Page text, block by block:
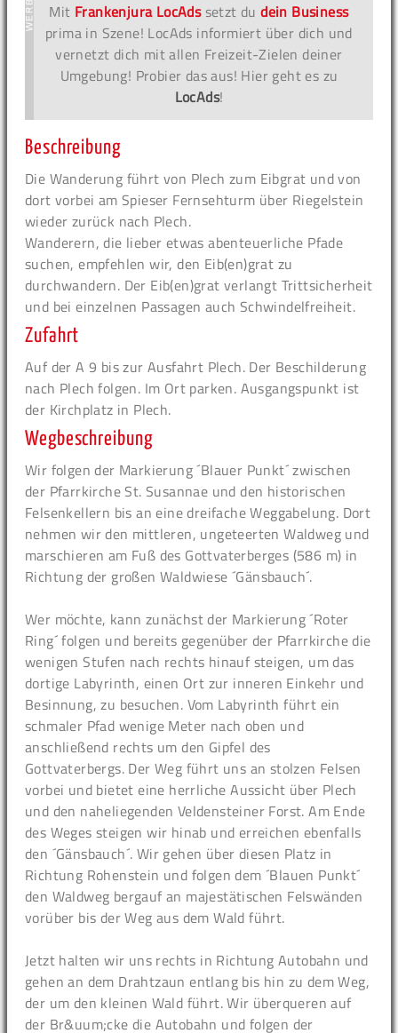
Mit Frankenjura LocAdssetzt dudein Business
prima in Szene! LocAds informiert über dich und
vernetzt dich mit allen Freizeit-Zielen deiner
Umgebung! Probier das aus! Hier geht es zu
LocAds!
Beschreibung
Die Wanderung führt von Plech zum Eibgrat und von
dort vorbei am Spieser Fernsehturm über Riegelstein
wieder zurück nach Plech.
Wanderern, die lieber etwas abenteuerliche Pfade
suchen, empfehlen wir, den Eib(en)grat zu
durchwandern. Der Eib(en)grat verlangt Trittsicherheit
und bei einzelnen Passagen auch Schwindelfreiheit.
Zufahrt
Auf der A 9 bis zur Ausfahrt Plech. Der Beschilderung
nach Plech folgen. Im Ort parken. Ausgangspunkt ist
der Kirchplatz in Plech.
Wegbeschreibung
Wir folgen der Markierung ´Blauer Punkt´ zwischen
der Pfarrkirche St. Susannae und den historischen
Felsenkellern bis an eine dreifache Weggabelung. Dort
nehmen wir den mittleren, ungeteerten Waldweg und
marschieren am Fuß des Gottvaterberges (586 m) in
Richtung der großen Waldwiese ´Gänsbauch´.
Wer möchte, kann zunächst der Markierung ´Roter
Ring´ folgen und bereits gegenüber der Pfarrkirche die
wenigen Stufen nach rechts hinauf steigen, um das
dortige Labyrinth, einen Ort zur inneren Einkehr und
Besinnung, zu besuchen. Vom Labyrinth führt ein
schmaler Pfad wenige Meter nach oben und
anschließend rechts um den Gipfel des
Gottvaterbergs. Der Weg führt uns an stolzen Felsen
vorbei und bietet eine herrliche Aussicht über Plech
und den naheliegenden Veldensteiner Forst. Am Ende
des Weges steigen wir hinab und erreichen ebenfalls
den ´Gänsbauch´. Wir gehen über diesen Platz in
Richtung Rohenstein und folgen dem ´Blauen Punkt´
den Waldweg bergauf an majestätischen Felswänden
vorüber bis der Weg aus dem Wald führt.
Jetzt halten wir uns rechts in Richtung Autobahn und
gehen an dem Drahtzaun entlang bis hin zu dem Weg,
der um den kleinen Wald führt. Wir überqueren auf
der Br&uum;cke die Autobahn und folgen der